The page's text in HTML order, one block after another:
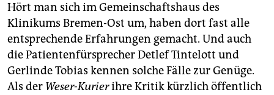
Hört man sich im Gemeinschaftshaus des
Klinikums Bremen-Ost um, haben dort fast alle
entsprechende Erfahrungen gemacht. Und auch
die Patientenfürsprecher Detlef Tintelott und
Gerlinde Tobias kennen solche Fälle zur Genüge.
Als der Weser-Kurierihre Kritik kürzlich öffentlich